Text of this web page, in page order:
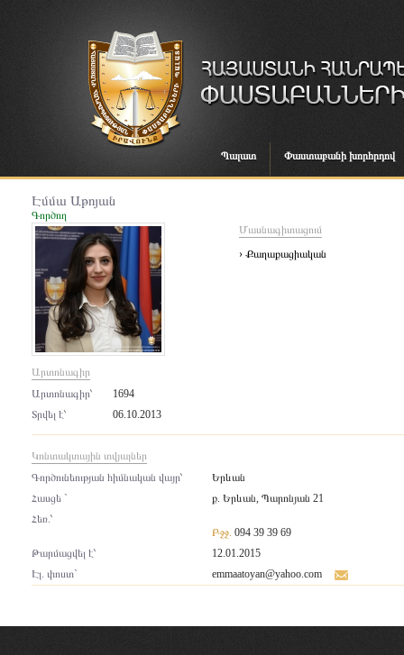
Պալատ Փաստաբանի խորհրդով
Էմմա Աթոյան
Գործող
Արտոնագիր
Արտոնագիր՝
1694
Տրվել է՝
06.10.2013
Մասնագիտացում
› Քաղաքացիական
Կոնտակտային տվյալներ
Գործունեության հիմնական վայր՝
Երևան
Հասցե `
ք. Երևան, Պարոնյան 21
Հեռ.՝
Բջջ. 094 39 39 69
Թարմացվել է՝
12.01.2015
Էլ. փոստ`
emmaatoyan@yahoo.com